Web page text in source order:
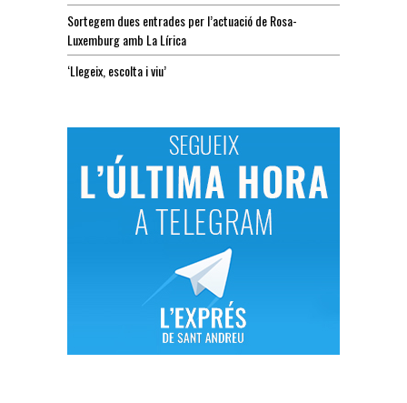
Sortegem dues entrades per l’actuació de Rosa-
Luxemburg amb La Lírica
‘Llegeix, escolta i viu’